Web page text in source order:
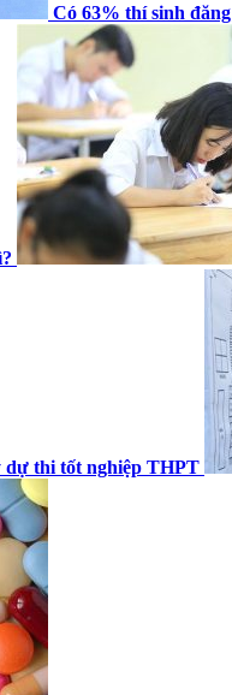
Có 63% thí sinh
dự thi tốt nghiệp THPT